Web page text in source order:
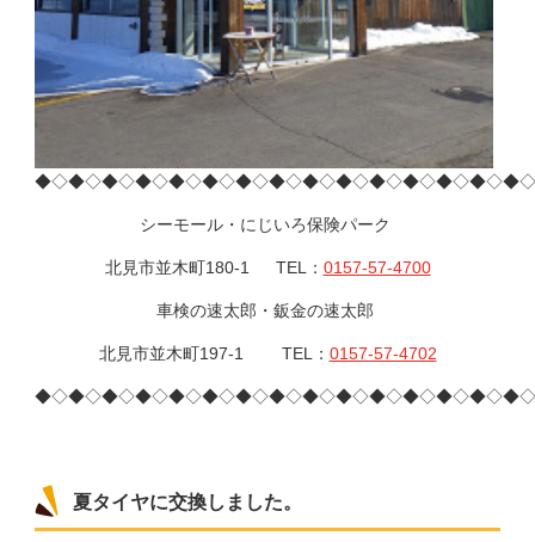
シーモール・にじいろ保険パーク
北見市並木町180-1 TEL： 0157-57-4700
車検の速太郎・鈑金の速太郎
北見市並木町197-1 TEL： 0157-57-4702
夏タイヤに交換しました。